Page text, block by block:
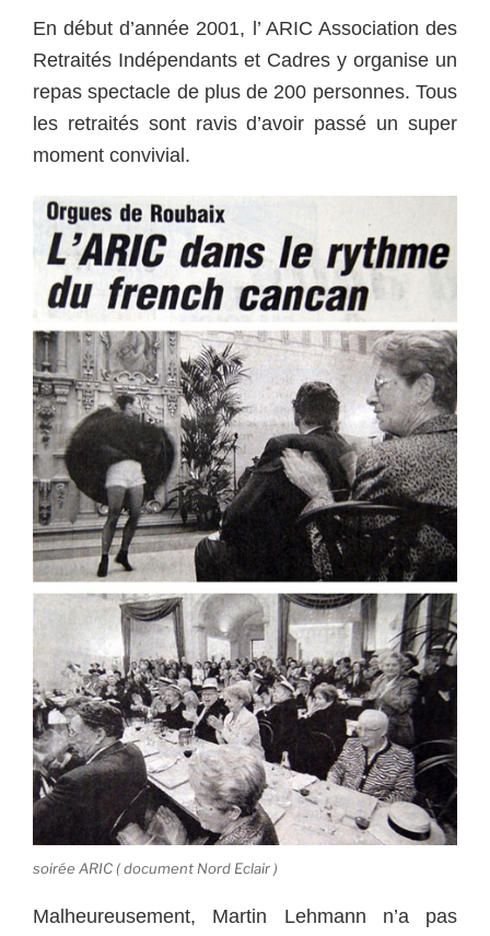
En début d’année 2001, l’ ARIC Association des
Retraités Indépendants et Cadres y organise un
repas spectacle de plus de 200 personnes. Tous
les retraités sont ravis d’avoir passé un super
moment convivial.
soirée ARIC ( document Nord Eclair )
Malheureusement, Martin Lehmann n’a pas